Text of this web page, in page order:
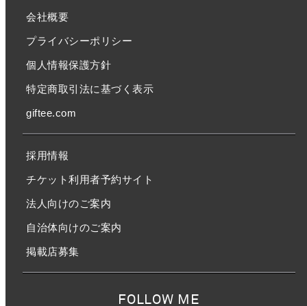
会社概要
プライバシーポリシー
個人情報保護方針
特定商取引法に基づく表示
giftee.com
採用情報
チケット利用者予約サイト
法人向けのご案内
自治体向けのご案内
掲載店募集
FOLLOW ME